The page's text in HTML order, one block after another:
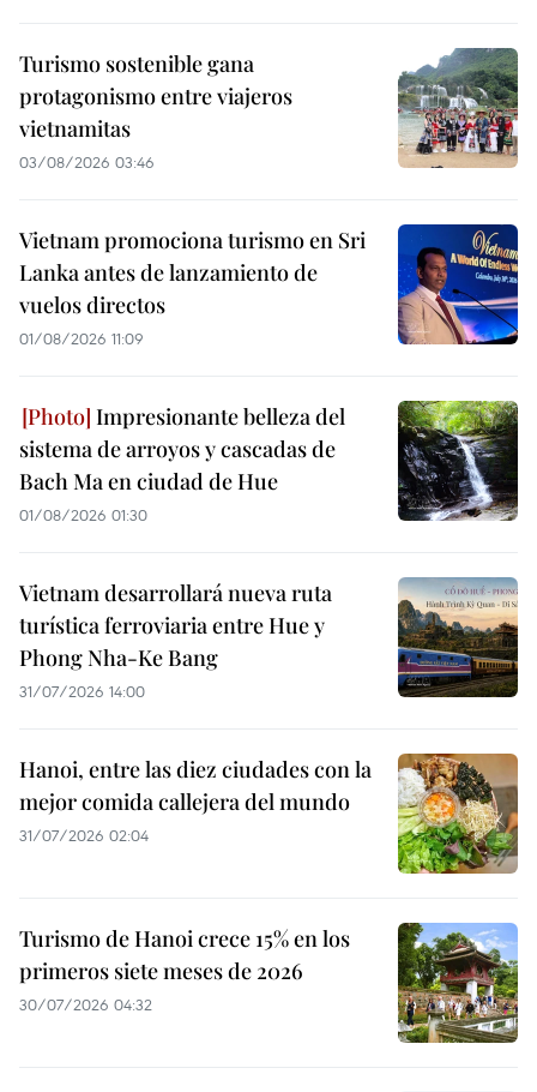
Turismo sostenible gana
protagonismo entre viajeros
vietnamitas
03/08/2026 03:46
Vietnam promociona turismo en Sri
Lanka antes de lanzamiento de
vuelos directos
01/08/2026 11:09
Impresionante belleza del
sistema de arroyos y cascadas de
Bach Ma en ciudad de Hue
01/08/2026 01:30
Vietnam desarrollará nueva ruta
turística ferroviaria entre Hue y
Phong Nha-Ke Bang
31/07/2026 14:00
Hanoi, entre las diez ciudades con la
mejor comida callejera del mundo
31/07/2026 02:04
Turismo de Hanoi crece 15% en los
primeros siete meses de 2026
30/07/2026 04:32